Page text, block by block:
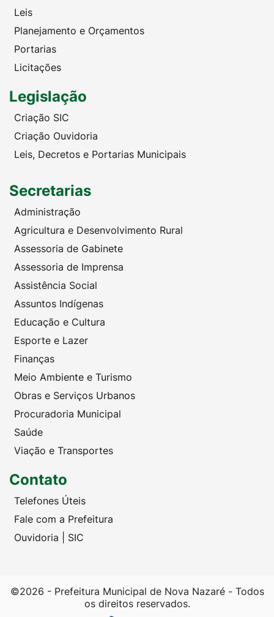
Leis
Planejamento e Orçamentos
Portarias
Licitações
Legislação
Criação SIC
Criação Ouvidoria
Leis, Decretos e Portarias Municipais
Secretarias
Administração
Agricultura e Desenvolvimento Rural
Assessoria de Gabinete
Assessoria de Imprensa
Assistência Social
Assuntos Indígenas
Educação e Cultura
Esporte e Lazer
Finanças
Meio Ambiente e Turismo
Obras e Serviços Urbanos
Procuradoria Municipal
Saúde
Viação e Transportes
Contato
Telefones Úteis
Fale com a Prefeitura
Ouvidoria | SIC
©2026 - Prefeitura Municipal de Nova Nazaré - Todos
os direitos reservados.